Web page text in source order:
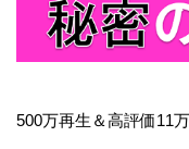
500万再生＆高評価11